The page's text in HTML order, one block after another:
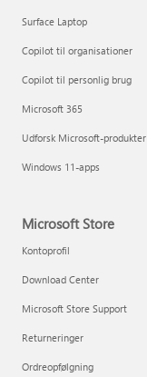
Surface Laptop
Copilot til organisationer
Copilot til personlig brug
Microsoft 365
Udforsk Microsoft-produkter
Windows 11-apps
Microsoft Store
Kontoprofil
Download Center
Microsoft Store Support
Returneringer
Ordreopfølgning